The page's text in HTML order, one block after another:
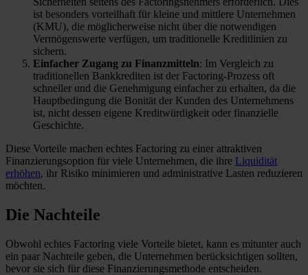
ist besonders vorteilhaft für kleine und mittlere Unternehmen
(KMU), die möglicherweise nicht über die notwendigen
Vermögenswerte verfügen, um traditionelle Kreditlinien zu
sichern.
Einfacher Zugang zu Finanzmitteln: Im Vergleich zu
traditionellen Bankkrediten ist der Factoring-Prozess oft
schneller und die Genehmigung einfacher zu erhalten, da die
Hauptbedingung die Bonität der Kunden des Unternehmens
ist, nicht dessen eigene Kreditwürdigkeit oder finanzielle
Geschichte.
Diese Vorteile machen echtes Factoring zu einer attraktiven
Finanzierungsoption für viele Unternehmen, die ihre Liquidität
erhöhen, ihr Risiko minimieren und administrative Lasten reduzieren
möchten.
Die Nachteile
Obwohl echtes Factoring viele Vorteile bietet, kann es mitunter auch
ein paar Nachteile geben, die Unternehmen berücksichtigen sollten,
bevor sie sich für diese Finanzierungsmethode entscheiden.